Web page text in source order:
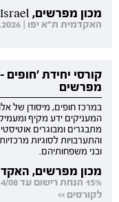
מכון מפרשים, MAPS Israel
האקדמית ת"א יפו | 23.10.2026 | יום שישי | 08:30-14:00
קורסי יחידת 'חופים
מפרשים
במרכז חופים, מיסודן של
המעניקים ידע מקיף
מתבגרים ומבוגרים
והתערבויות לסוגיות
ובני משפחותיהם.
מכון מפרשים,
לקורסים >>